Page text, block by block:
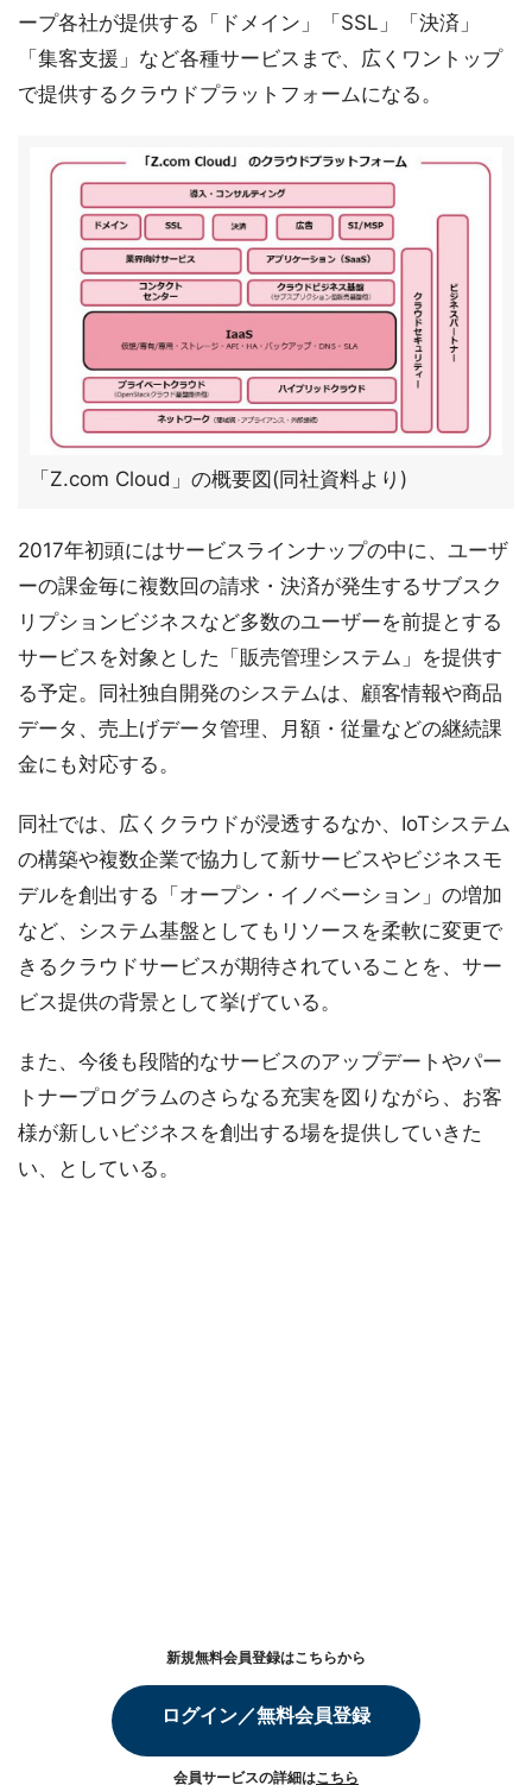
ープ各社が提供する「ドメイン」「SSL」「決済」
「集客支援」など各種サービスまで、広くワントップ
で提供するクラウドプラットフォームになる。
「Z.com Cloud」の概要図(同社資料より)
2017年初頭にはサービスラインナップの中に、ユーザ
ーの課金毎に複数回の請求・決済が発生するサブスク
リプションビジネスなど多数のユーザーを前提とする
サービスを対象とした「販売管理システム」を提供す
る予定。同社独自開発のシステムは、顧客情報や商品
データ、売上げデータ管理、月額・従量などの継続課
金にも対応する。
同社では、広くクラウドが浸透するなか、IoTシステム
の構築や複数企業で協力して新サービスやビジネスモ
デルを創出する「オープン・イノベーション」の増加
など、システム基盤としてもリソースを柔軟に変更で
きるクラウドサービスが期待されていることを、サー
ビス提供の背景として挙げている。
また、今後も段階的なサービスのアップデートやパー
トナープログラムのさらなる充実を図りながら、お客
様が新しいビジネスを創出する場を提供していきた
い、としている。
新規無料会員登録はこちらから
ログイン／無料会員登録
会員サービスの詳細はこちら